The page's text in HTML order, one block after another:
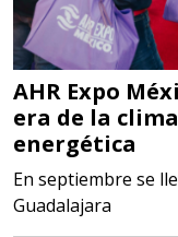
química y
contar con
AHR Expo
era de la
energética
En septiembre se
Guadalajara